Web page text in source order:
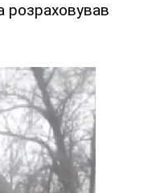
розраховував